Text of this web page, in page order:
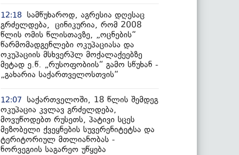
12:18 სამწუხაროდ, აგრესია დღესაც
გრძელდება, ცინიკურია, რომ 2008
წლის ომის წლისთავზე, „ოცნების“
წარმომადგენლები ოკუპაციასა და
ოკუპაციის მსხვერპლ მოქალაქეებზე
მეტად ე.წ. „რუსოფობიის“ გამო სწუხან -
„გახარია საქართველოსთვის“
12:07 საქართველოში, 18 წლის შემდეგ
ოკუპაცია კვლავ გრძელდება,
მოვუწოდებთ რუსეთს, პატივი სცეს
მეზობელი ქვეყნების სუვერენიტეტსა და
ტერიტორიულ მთლიანობას -
ნორვეგიის საგარეო უწყება